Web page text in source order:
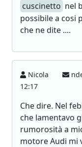
cuscinetto nel
possibile a cosi
che ne dite ....
Nicola
12:17
Che dire. Nel
che lamentavo
rumorosità a
motore Audi mi